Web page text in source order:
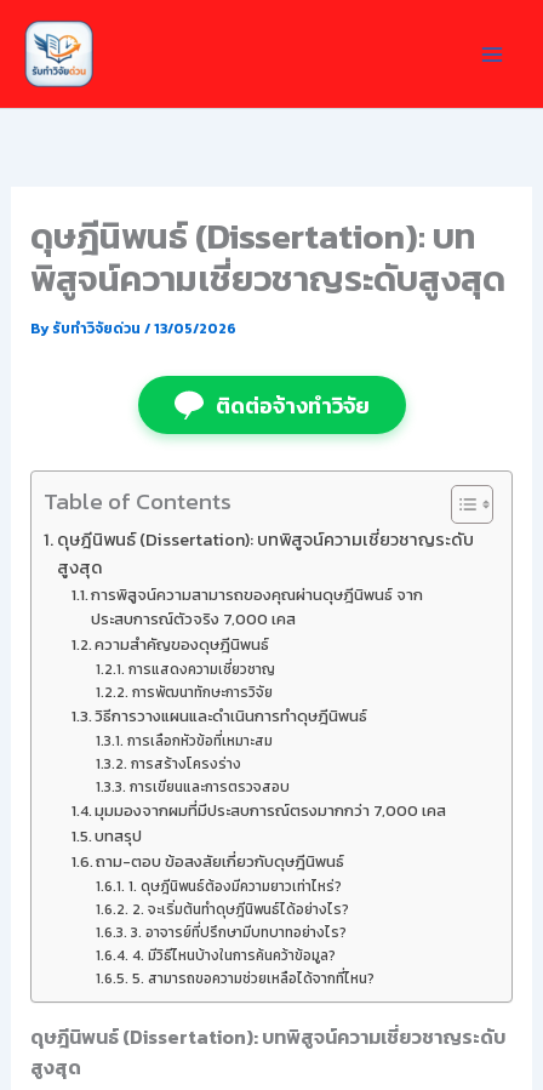
Skip
content
ดุษฎีนิพนธ์ (Dissertation): บท
พิสูจน์ความเชี่ยวชาญระดับสูงสุด
Byรับทำวิจัยด่วน /13/05/2026
ติดต่อจ้างทำวิจัย
Table of Contents
ดุษฎีนิพนธ์ (Dissertation): บทพิสูจน์ความเชี่ยวชาญระดับ
สูงสุด
การพิสูจน์ความสามารถของคุณผ่านดุษฎีนิพนธ์ จาก
ประสบการณ์ตัวจริง 7,000 เคส
ความสำคัญของดุษฎีนิพนธ์
การแสดงความเชี่ยวชาญ
การพัฒนาทักษะการวิจัย
วิธีการวางแผนและดำเนินการทำดุษฎีนิพนธ์
การเลือกหัวข้อที่เหมาะสม
การสร้างโครงร่าง
การเขียนและการตรวจสอบ
มุมมองจากผมที่มีประสบการณ์ตรงมากกว่า 7,000 เคส
บทสรุป
ถาม-ตอบ ข้อสงสัยเกี่ยวกับดุษฎีนิพนธ์
1. ดุษฎีนิพนธ์ต้องมีความยาวเท่าไหร่?
2. จะเริ่มต้นทำดุษฎีนิพนธ์ได้อย่างไร?
3. อาจารย์ที่ปรึกษามีบทบาทอย่างไร?
4. มีวิธีไหนบ้างในการค้นคว้าข้อมูล?
5. สามารถขอความช่วยเหลือได้จากที่ไหน?
ดุษฎีนิพนธ์ (Dissertation): บทพิสูจน์ความเชี่ยวชาญระดับ
สูงสุด